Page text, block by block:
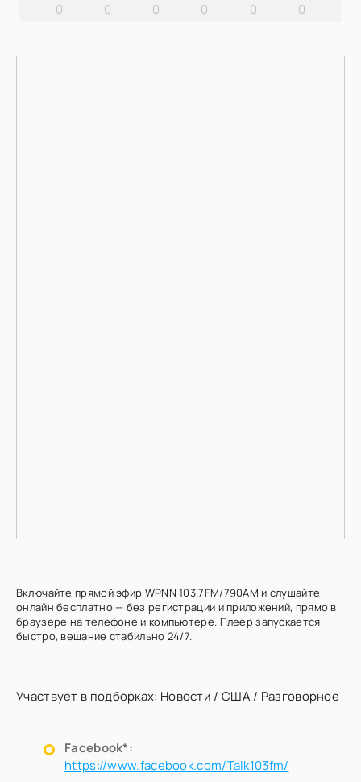
0 0 0 0 0 0
Включайте прямой эфир WPNN 103.7FM/790AM и слушайте
онлайн бесплатно — без регистрации и приложений, прямо в
браузере на телефоне и компьютере. Плеер запускается
быстро, вещание стабильно 24/7.
Участвует в подборках: Новости / США / Разговорное
Facebook*:
https://www.facebook.com/Talk103fm/